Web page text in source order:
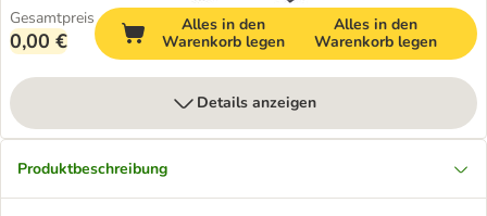
Gesamtpreis
0,00 €
Alles in den
Warenkorb legen
Alles in den
Warenkorb legen
Details anzeigen
Produktbeschreibung